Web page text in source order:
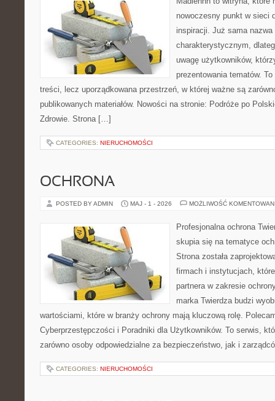
nowoczesny punkt w sieci
inspiracji. Już sama
charakterystycznym,
uwagę użytkowników,
prezentowania tematów.
treści, lecz uporządkowana przestrzeń, w której ważne są
publikowanych materiałów. Nowości na stronie: Podróże po
Zdrowie. Strona […]
CATEGORIES: NIERUCHOMOŚCI
OCHRONA
POSTED BY ADMIN MAJ - 1 - 2026 MOŻLIWOŚĆ
Profesjonalna ochrona
skupia się na tematyce
Strona została
firmach i instytucjach,
partnera w zakresie
marka Twierdza budzi
wartościami, które w branży ochrony mają kluczową rolę.
Cyberprzestępczości i Poradniki dla Użytkowników. To serwis,
zarówno osoby odpowiedzialne za bezpieczeństwo, jak i
CATEGORIES: NIERUCHOMOŚCI